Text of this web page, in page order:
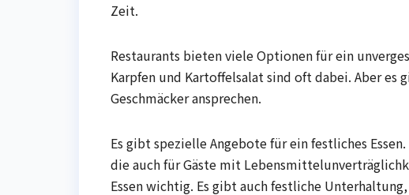
Zeit.
Restaurants bieten viele Optionen für ein
Karpfen und Kartoffelsalat sind oft dabei. Aber
Geschmäcker ansprechen.
Es gibt spezielle Angebote für ein festliches
die auch für Gäste mit
Essen wichtig. Es gibt auch festliche